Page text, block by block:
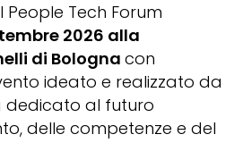
People Tech Forum
2026 alla
di Bologna con
ideato e realizzato da
dedicato al futuro
delle competenze e del